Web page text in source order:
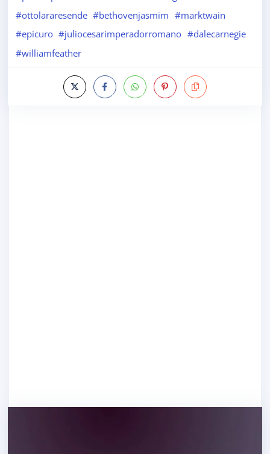
#ottolararesende #bethovenjasmim #marktwain
#epicuro #juliocesarimperadorromano #dalecarnegie
#williamfeather